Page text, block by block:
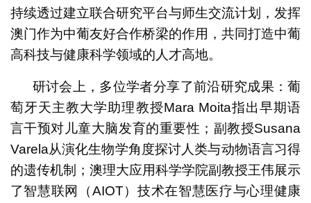
持续透过建立联合研究平台与师生交流计划，发挥
澳门作为中葡友好合作桥梁的作用，共同打造中葡
高科技与健康科学领域的人才高地。
研讨会上，多位学者分享了前沿研究成果：葡
萄牙天主教大学助理教授Mara Moita指出早期语
言干预对儿童大脑发育的重要性；副教授Susana
Varela从演化生物学角度探讨人类与动物语言习得
的遗传机制；澳理大应用科学学院副教授王伟展示
了智慧联网（AIOT）技术在智慧医疗与心理健康